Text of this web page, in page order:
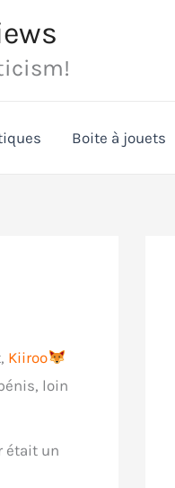
Boite à jouets
Kiiroo
loin
était un